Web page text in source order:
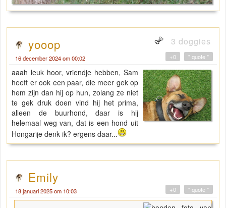
yooop 3 doggies
16 december 2024 om 00:02 " quote "
+0
aaah leuk hoor, vriendje hebben, Sam
heeft er ook een paar, die meer gek op
hem zijn dan hij op hun, zolang ze niet
te gek druk doen vind hij het prima,
alleen de buurhond, daar is hij
helemaal weg van, dat is een hond uit
Hongarije denk ik? ergens daar...
Emily
18 januari 2025 om 10:03 " quote "
+0